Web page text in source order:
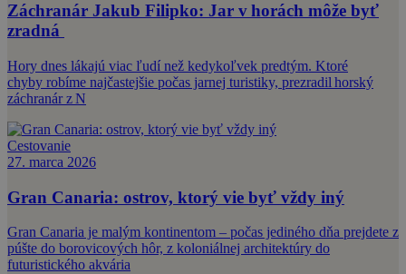
Záchranár Jakub Filipko: Jar v horách môže byť
zradná
Hory dnes lákajú viac ľudí než kedykoľvek predtým. Ktoré
chyby robíme najčastejšie počas jarnej turistiky, prezradil horský
záchranár z N
Cestovanie
27. marca 2026
Gran Canaria: ostrov, ktorý vie byť vždy iný
Gran Canaria je malým kontinentom – počas jediného dňa prejdete z
púšte do borovicových hôr, z koloniálnej architektúry do
futuristického akvária